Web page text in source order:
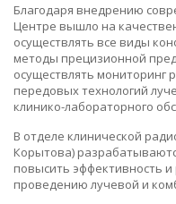
Благодаря внедрению
Центре вышло на
осуществлять все виды
методы прецизионной
осуществлять мониторинг
передовых технологий
клинико-лабораторного
В отделе клинической
Корытова)
повысить эффективность
проведению лучевой и